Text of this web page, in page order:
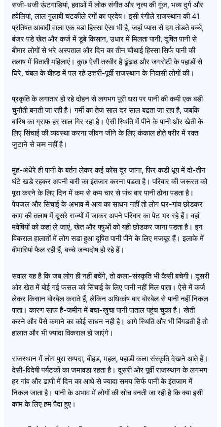
सजी-धजी ऊंटगाडियां, हवाओं में लोक संगीत और नृत्य की गूंज, भव्य दुर्ग और
हवेलियां, लाल गुलाबी चटकीले रंगों का प्रदेष। इसी रंगीले राजस्थान की 41
प्रतिषत आबादी वाला एक बडा हिस्सा ऐसा भी है, जहां प्यास से दम तोडते बच्चे,
बंजर पडे खेत और कर्ज में डूबे किसान, उधार में मिलता पानी, दूषित पानी से
बीमार लोगों से भरे अस्पताल और दिन का तीन चौथाई हिस्सा सिर्फ पानी की
तलाष में बिताती महिलाएं। कुछ ऐसी तस्वीर है ढूंढाढ और जगरोटी के पहाडों से
घिरे, चंबल के बीहड में पल रहे उत्तरी-पूर्वी राजस्थान के निवासी लोगों की।
प्रकृति के लगातार हो रहे दोहन से लगभग पूरी धरा पर पानी की कमी एक बडी
चुनौती बनती जा रही है। गर्मी का तेज साल दर साल बढता जा रहा है, जबकि
बारिष का ग्राफ हर साल गिर रहा है। ऐसी स्थिति में पीने के पानी और खेती के
लिए सिंचाई की व्यवस्था करना जीवन जीने के लिए कंकाल होते षरीर में रक्त
जुटाने से कम नहीं है।
मुंह-अंधेरे ही पानी के बर्तन लेकर कई कोस दूर जाना, फिर कडी धूप में दो-तीन
घंटे खडे रहकर अपनी बारी का इंतजार करना पडता है। परिवार की जरूरत को
पूरा करने के लिए दिन में कम से कम चार से पांच बार पानी ढोना पडता है।
पेयजल और सिंचाई के अभाव में आय का साधन नहीं तो लोग घर-गांव छोडकर
काम की तलाष में दूसरे राज्यों में जाकर अपने परिवार का पेट भर रहे हैं। वहां
मवेषियों को कहां ले जाएं, खेत और पषुओं को यही छोडकर जाना पडता है। इन
विकराल हालातों में लोग सडा हुआ दूषित पानी पीने के लिए मजबूर हैं। इलाके में
बीमारियां फैल रही हैं, बच्चे जन्मदोष हो रहे हैं।
सवाल यह है कि जब लोग ही नहीं बचेंगे, तो कला-संस्कृति भी कैसी बचेगी। दूसरी
ओर खेत में बोई गई फसल को सिंचाई के लिए पानी नहीं मिल पाता। ऐसे में कर्ज
लेकर किसान बोरबेल कराते हैं, लेकिन अधिकांष बार बोरबेल से पानी नहीं निकल
पाता। कारण साफ है-जमीन में बचा-खुचा पानी पाताल पहुंच चुका है। खेती
करने और पैसे कमाने का कोई साधन नही है। आगे स्थिति और भी बिंगडती है तो
हालात और भी ज्यादा विकराल हो जाएंगे।
राजस्थान में लोग पुरा सम्पदा, बीहड, महल, पहाडी कला संस्कृति देखने आते हैं।
देसी-विदेषी पर्यटकों का जमावडा रहता है। दूसरी ओर पूर्वी राजस्थान के लगभग
हर गांव और ढाणी में दिन का आधे से ज्यादा समय सिर्फ पानी के इंतजाम में
निकल जाता है। पानी के अभाव में लोगों की सोच बनती जा रही है कि क्या इसी
काम के लिए हम पैदा हुए।